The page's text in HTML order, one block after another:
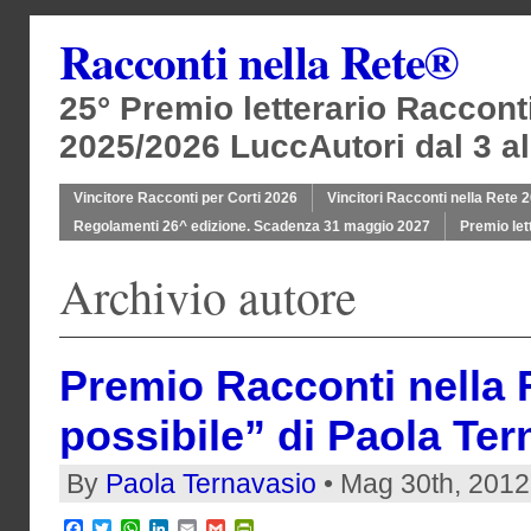
Racconti nella Rete®
25° Premio letterario
2025/2026 LuccAutori dal 3
Vincitore Racconti per Corti 2026
Vincitori Racconti nella Rete
Regolamenti 26^ edizione. Scadenza 31 maggio 2027
Premio
Archivio autore
Premio Racconti nella
possibile” di Paola
By Paola Ternavasio • Mag 30th,